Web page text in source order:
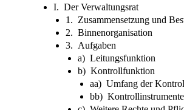
I. Der Verwaltungsrat
1. Zusammensetzung und
2. Binnenorganisation
3. Aufgaben
a) Leitungsfunktion
b) Kontrollfunktion
aa) Umfang der
bb) Kontrollinstrumente